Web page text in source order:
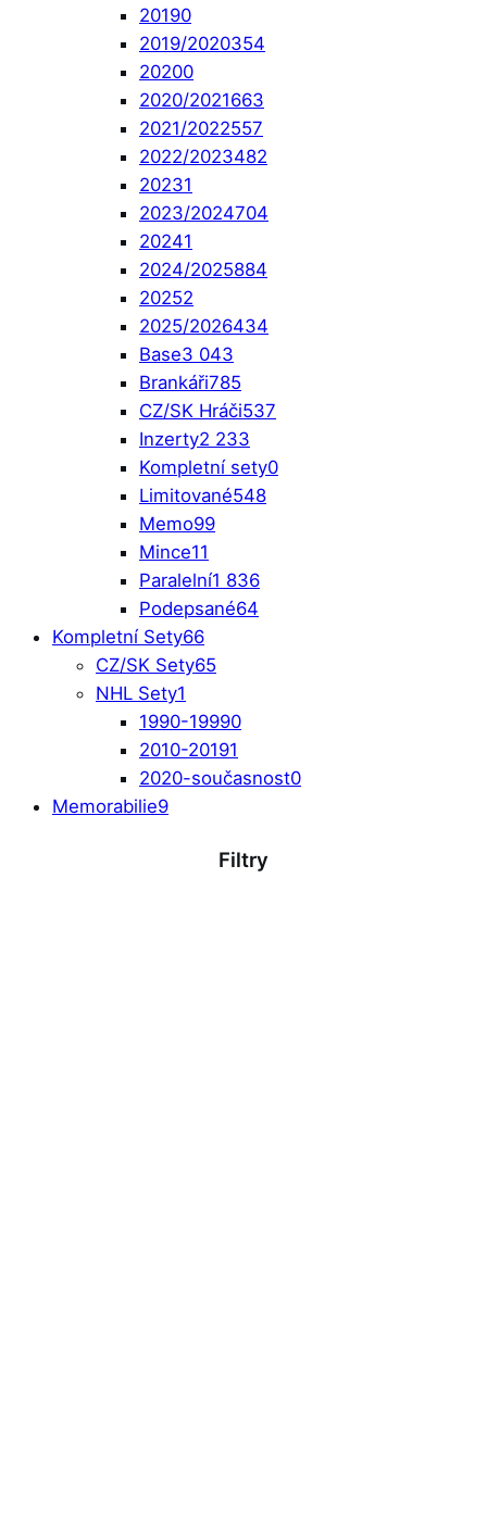
20190
2019/2020354
20200
2020/2021663
2021/2022557
2022/2023482
20231
2023/2024704
20241
2024/2025884
20252
2025/2026434
Base3 043
Brankáři785
CZ/SK Hráči537
Inzerty2 233
Kompletní sety0
Limitované548
Memo99
Mince11
Paralelní1 836
Podepsané64
Kompletní Sety66
CZ/SK Sety65
NHL Sety1
1990-19990
2010-20191
2020-současnost0
Memorabilie9
Filtry